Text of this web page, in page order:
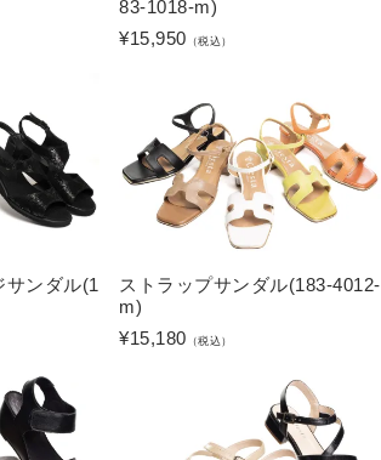
83-1018-m)
¥15,950 （税込）
サンダル(1
ストラップサンダル(183-4012-
m)
¥15,180 （税込）